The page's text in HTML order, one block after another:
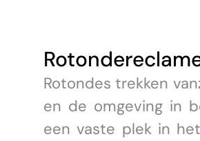
Rotondes trekken
en de omgeving in
een vaste plek in